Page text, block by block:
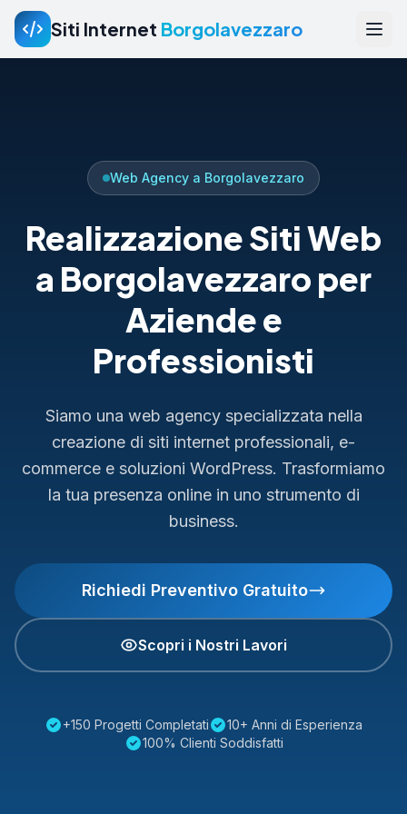
Siti Internet Borgolavezzaro
Web Agency a Borgolavezzaro
Realizzazione Siti Web
a Borgolavezzaro per
Aziende e
Professionisti
Siamo una web agency specializzata nella
creazione di siti internet professionali, e-
commerce e soluzioni WordPress. Trasformiamo
la tua presenza online in uno strumento di
business.
Richiedi Preventivo Gratuito
Scopri i Nostri Lavori
+150 Progetti Completati
10+ Anni di Esperienza
100% Clienti Soddisfatti